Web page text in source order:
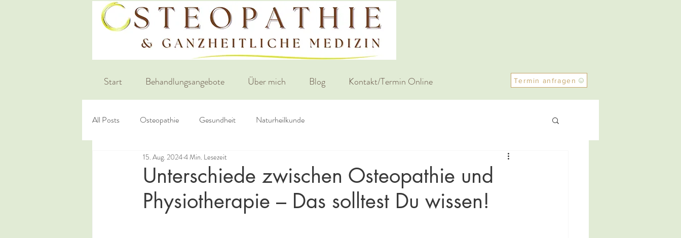
Start Behandlungsangebote Über mich Blog Kontakt/Termin Online Termin anfragen
All Posts Osteopathie Gesundheit Naturheilkunde
Unterschiede zwischen Osteopathie und
Physiotherapie – Das solltest Du wissen!
15. Aug. 20244 Min. Lesezeit